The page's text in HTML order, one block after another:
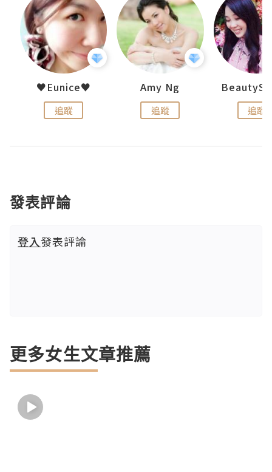
♥Eunice♥
追蹤
Amy Ng
追蹤 追蹤
發表評論
登入發表評論
更多女生文章推薦